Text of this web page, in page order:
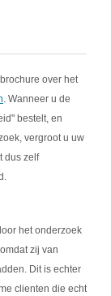
over het
. Wanneer u de
bestelt, en
vergroot u uw
dus zelf
het onderzoek
zij van
Dit is echter
clienten die echt